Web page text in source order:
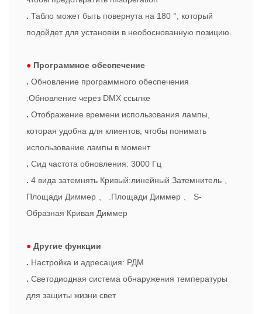
. Табло может быть повернута на 180 °, который
подойдет для установки в необоснованную позицию.
● Программное обеспечение
. Обновление программного обеспечения
:Обновление через DMX ссылке
. Отображение времени использования лампы,
которая удобна для клиентов, чтобы понимать
использование лампы в момент
. Сид частота обновления: 3000 Гц
. 4 вида затемнять Кривый:линейный Затемнитель 、
Площади Диммер 、 .Площади Диммер 、
S-
Образная Кривая Диммер
● Другие функции
. Настройка и адресация: РДМ
. Светодиодная система обнаружения температуры
для защиты жизни свет